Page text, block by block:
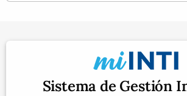
Sistema de Gestión